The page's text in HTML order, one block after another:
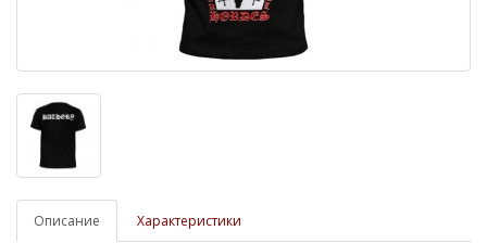
Описание Характеристики